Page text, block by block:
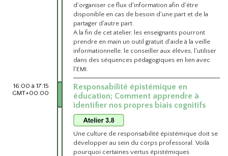
d'organiser ce flux d'information afin d'être
disponible en cas de besoin d'une part et de la
partager d'autre part.
A la fin de cet atelier, les enseignants pourront
prendre en main un outil gratuit d'aide à la veille
informationnelle, le conseiller aux élèves, l'utiliser
dans des séquences pédagogiques en lien avec
l'EMI.
16:00 à 17:15
GMT+00:00
Responsabilité épistémique en
éducation; Comment apprendre à
identifier nos propres biais cognitifs
Une culture de responsabilité épistémique doit se
développer au sein du corps professoral. Voilà
pourquoi certaines vertus épistémiques